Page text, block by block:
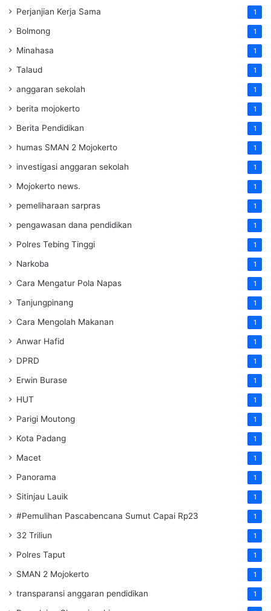
Perjanjian Kerja Sama 1
Bolmong 1
Minahasa 1
Talaud 1
anggaran sekolah 1
berita mojokerto 1
Berita Pendidikan 1
humas SMAN 2 Mojokerto 1
investigasi anggaran sekolah 1
Mojokerto news. 1
pemeliharaan sarpras 1
pengawasan dana pendidikan 1
Polres Tebing Tinggi 1
Narkoba 1
Cara Mengatur Pola Napas 1
Tanjungpinang 1
Cara Mengolah Makanan 1
Anwar Hafid 1
DPRD 1
Erwin Burase 1
HUT 1
Parigi Moutong 1
Kota Padang 1
Macet 1
Panorama 1
Sitinjau Lauik 1
#Pemulihan Pascabencana Sumut Capai Rp23 1
32 Triliun 1
Polres Taput 1
SMAN 2 Mojokerto 1
transparansi anggaran pendidikan 1